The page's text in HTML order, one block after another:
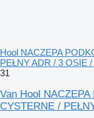
Hool NACZEPA
PEŁNY ADR / 3 OSIE /
31
Van Hool
CYSTERNE /